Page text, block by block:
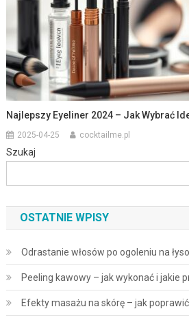
Najlepszy Eyeliner 2024 – Jak Wybrać
2025-04-25 cocktailme.pl
Szukaj
OSTATNIE WPISY
Odrastanie włosów po ogoleniu na
Peeling kawowy – jak wykonać i jakie
Efekty masażu na skórę – jak